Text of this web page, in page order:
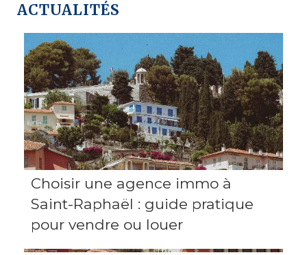
ACTUALITÉS
Choisir une agence immo à
Saint-Raphaël : guide pratique
pour vendre ou louer